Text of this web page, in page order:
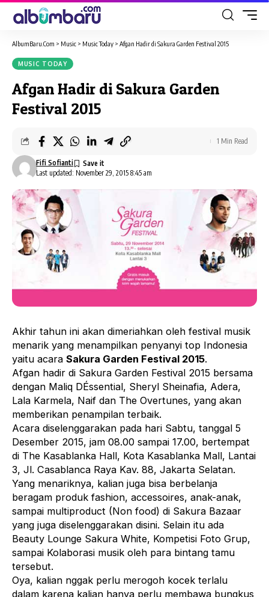
AlbumBaru.Com > Music > Music Today > Afgan Hadir di Sakura Garden Festival 2015
MUSIC TODAY
Afgan Hadir di Sakura Garden
Festival 2015
Last updated: November 29, 2015 8:45 am
Fifi Sofianti
1 Min Read
Akhir tahun ini akan dimeriahkan oleh festival musik
menarik yang menampilkan penyanyi top Indonesia
yaitu acara Sakura Garden Festival 2015.
Afgan hadir di Sakura Garden Festival 2015 bersama
dengan Maliq DÉssential, Sheryl Sheinafia, Adera,
Lala Karmela, Naif dan The Overtunes, yang akan
memberikan penampilan terbaik.
Acara diselenggarakan pada hari Sabtu, tanggal 5
Desember 2015, jam 08.00 sampai 17.00, bertempat
di The Kasablanka Hall, Kota Kasablanka Mall, Lantai
3, Jl. Casablanca Raya Kav. 88, Jakarta Selatan.
Yang menariknya, kalian juga bisa berbelanja
beragam produk fashion, accessoires, anak-anak,
sampai multiproduct (Non food) di Sakura Bazaar
yang juga diselenggarakan disini. Selain itu ada
Beauty Lounge Sakura White, Kompetisi Foto Grup,
sampai Kolaborasi musik oleh para bintang tamu
tersebut.
Oya, kalian nggak perlu merogoh kocek terlalu
dalam karena kalian hanya perlu membawa bungkus